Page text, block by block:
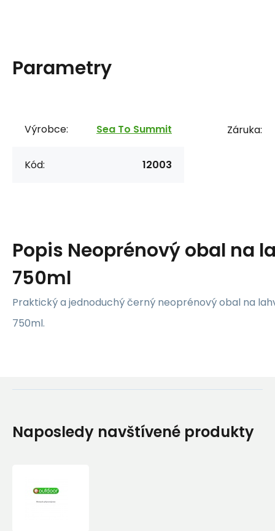
Parametry
Výrobce: Sea To Summit
Kód: 12003
Záruka:
Popis Neoprénový obal na
750ml
Praktický a jednoduchý černý neoprénový obal na
750ml.
Naposledy navštívené produkty